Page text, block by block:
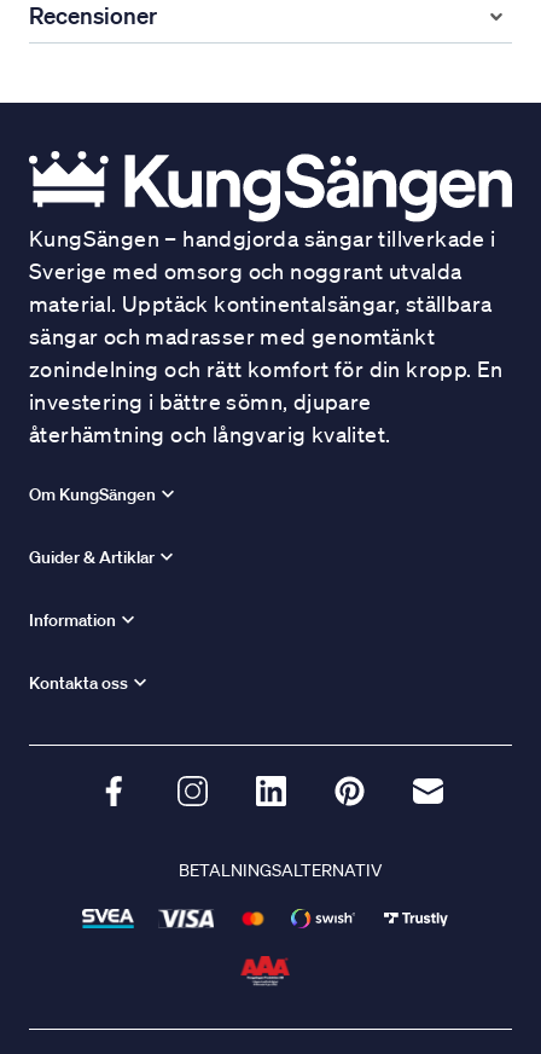
Recensioner
KungSängen – handgjorda sängar tillverkade i
Sverige med omsorg och noggrant utvalda
material. Upptäck kontinentalsängar, ställbara
sängar och madrasser med genomtänkt
zonindelning och rätt komfort för din kropp. En
investering i bättre sömn, djupare
återhämtning och långvarig kvalitet.
Om KungSängen
Guider & Artiklar
Information
Kontakta oss
BETALNINGSALTERNATIV